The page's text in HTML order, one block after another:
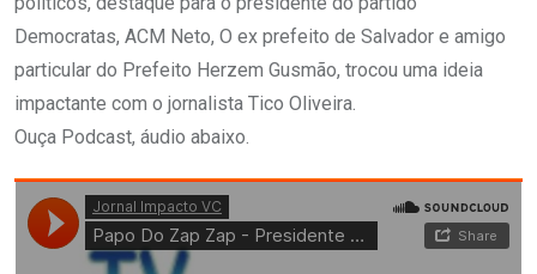
Democratas, ACM Neto, O ex prefeito de Salvador e amigo
particular do Prefeito Herzem Gusmão, trocou uma ideia
impactante com o jornalista Tico Oliveira.
Ouça Podcast, áudio abaixo.